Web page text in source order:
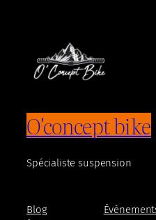
O'concept bike
Spécialiste suspension
Blog